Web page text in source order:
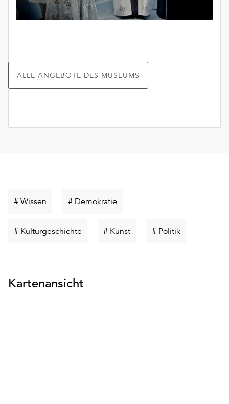
ALLE ANGEBOTE DES MUSEUMS
# Wissen Schlüsselwort
# Demokratie
# Kulturgeschichte Schlüsselwort
# KunstSchlüsselwort
# Politik
Kartenansicht